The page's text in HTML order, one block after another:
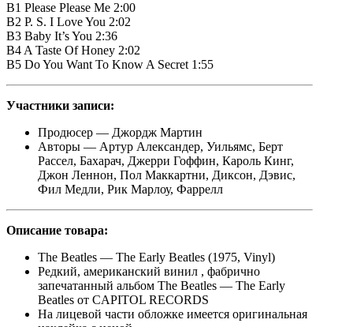
B1 Please Please Me 2:00
B2 P. S. I Love You 2:02
B3 Baby It’s You 2:36
B4 A Taste Of Honey 2:02
B5 Do You Want To Know A Secret 1:55
Участники записи:
Продюсер — Джордж Мартин
Авторы — Артур Александер, Уильямс, Берт
Рассел, Бахарач, Джерри Гоффин, Кароль Кинг,
Джон Леннон, Пол Маккартни, Диксон, Дэвис,
Фил Медли, Рик Марлоу, Фаррелл
Описание товара:
The Beatles — The Early Beatles (1975, Vinyl)
Редкий, американский винил , фабрично
запечатанный альбом The Beatles — The Early
Beatles от CAPITOL RECORDS
На лицевой части обложке имеется оригинальная